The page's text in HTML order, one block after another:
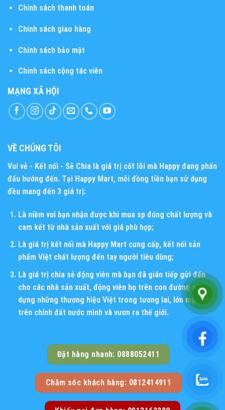
Chính sách thanh toán
Chính sách giao hàng
Chính sách bảo mật
Chính sách cộng tác viên
MẠNG XÃ HỘI
VỀ CHÚNG TÔI
Vui vẻ - Kết nối - Sẻ Chia là giá trị cốt lõi mà Happy đang phấn
đấu hướng đến. Tại Happy Mart, mỗi đồng tiền bạn sử dụng
đều mang đến 3 giá trị:
Là niềm vui bạn nhận được khi mua sp đúng chất lượng và
cam kết từ nhà sản xuất với giá phù hợp;
Là giá trị kết nối mà Happy Mart cung cấp, kết nối sản
phẩm Việt chất lượng đến tay người tiêu dùng;
Là giá trị chia sẻ động viên mà bạn đã gián tiếp gửi đến
cho các nhà sản xuất, động viên họ trên con đường xây
dựng những thương hiệu Việt trong tương lai, lớn mạnh
trên chính đất nước mình và vươn ra thế giới.
Đặt hàng nhanh: 0888052411
Chăm sóc khách hàng: 0812414911